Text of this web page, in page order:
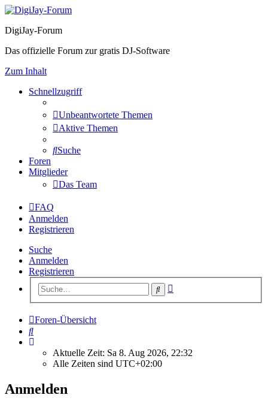
DigiJay-Forum
Das offizielle Forum zur gratis DJ-Software
Zum Inhalt
Schnellzugriff
Unbeantwortete Themen
Aktive Themen
Suche
Foren
Mitglieder
Das Team
FAQ
Anmelden
Registrieren
Suche
Anmelden
Registrieren
Suche
Foren-Übersicht
Suche
Aktuelle Zeit: Sa 8. Aug 2026, 22:32
Alle Zeiten sind UTC+02:00
Anmelden